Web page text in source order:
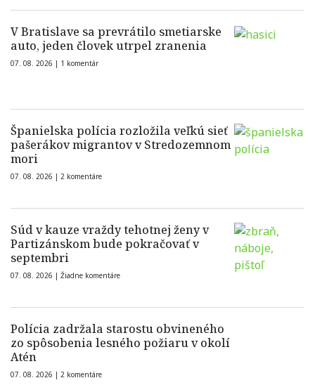
V Bratislave sa prevrátilo smetiarske
auto, jeden človek utrpel zranenia
07. 08. 2026 | 1 komentár
Španielska polícia rozložila veľkú sieť
pašerákov migrantov v Stredozemnom
mori
07. 08. 2026 | 2 komentáre
Súd v kauze vraždy tehotnej ženy v
Partizánskom bude pokračovať v
septembri
07. 08. 2026 | Žiadne komentáre
Polícia zadržala starostu obvineného
zo spôsobenia lesného požiaru v okolí
Atén
07. 08. 2026 | 2 komentáre